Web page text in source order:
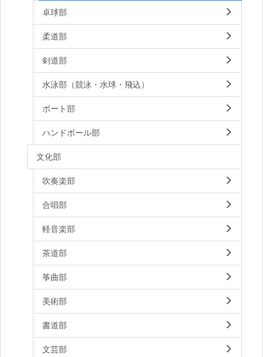
卓球部
柔道部
剣道部
水泳部（競泳・水球・飛込）
ボート部
ハンドボール部
文化部
吹奏楽部
合唱部
軽音楽部
茶道部
筝曲部
美術部
書道部
文芸部